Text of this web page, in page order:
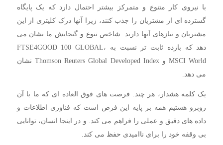
با نیروی کار متنوع و متمرکز بیشتر احتمال دارد که یک پایگاه
گسترده ای از مشتریان را جذب کنند، زیرا آنها درک کلیتری از این
مشتریان و نیازهای آنها دارند. شاخص تنوع و گنجایش ما نشان می
دهد که بازده ثابت تر نسبت به FTSE4GOOD 100 GLOBAL،
MSCI World و Thomson Reuters Global Developed Index نشان
می دهد.
یک کلمه هشدار، هر چند. فرصت های فوق العاده ای که ما با آن
روبرو هستیم همه بر پایه این فرض است که فناوری اطلاعات و
داده های دقیق و عملی را فراهم می کند. و در اینجا انسان، توانایی
بی وقفه خود را برای ناامیدی حفظ می کند.